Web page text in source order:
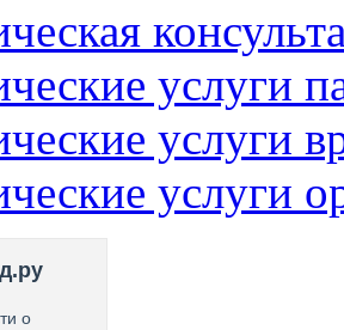
услуги
услуги
услуги
о